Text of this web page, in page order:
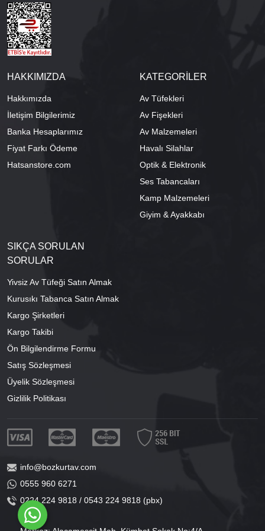
HAKKIMIZDA
Hakkımızda
İletişim Bilgilerimiz
Banka Hesaplarımız
Fiyat Farkı Ödeme
Hatsanstore.com
KATEGORİLER
Av Tüfekleri
Av Fişekleri
Av Malzemeleri
Havalı Silahlar
Optik & Elektronik
Ses Tabancaları
Kamp Malzemeleri
Giyim & Ayakkabı
SIKÇA SORULAN
SORULAR
Yivsiz Av Tüfeği Satın Almak
Kurusıkı Tabanca Satın Almak
Kargo Şirketleri
Kargo Takibi
Ön Bilgilendirme Formu
Satış Sözleşmesi
Üyelik Sözleşmesi
Gizlilik Politikası
info@bozkurtav.com
0555 960 6271
0224 224 9818 / 0543 224 9818 (pbx)